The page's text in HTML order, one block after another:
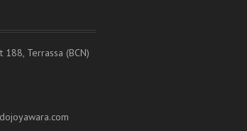
188, Terrassa (BCN)